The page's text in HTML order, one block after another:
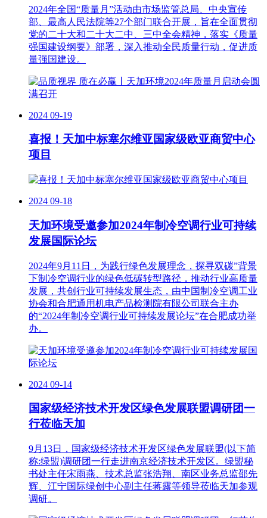
2024年全国“质量月”活动由市场监管总局、中央宣传
部、最高人民法院等27个部门联合开展，旨在全面贯彻
党的二十大和二十大二中、三中全会精神，落实《质量
强国建设纲要》部署，深入推动全民质量行动，促进质
量强国建设。
2024 09-19
喜报！天加中标塞尔维亚国家级欧亚商贸中心
项目
2024 09-18
天加环境受邀参加2024年制冷空调行业可持续
发展国际论坛
2024年9月11日，为践行绿色发展理念，探寻双碳”背景
下制冷空调行业的绿色低碳转型路径，推动行业高质量
发展，共创行业可持续发展生态，由中国制冷空调工业
协会和合肥通用机电产品检测院有限公司联合主办
的“2024年制冷空调行业可持续发展论坛”在合肥成功举
办。
2024 09-14
国家级经济技术开发区绿色发展联盟调研团一
行莅临天加
9月13日，国家级经济技术开发区绿色发展联盟(以下简
称:绿盟)调研团一行走进南京经济技术开发区。绿盟秘
书处主任宋雨燕、技术总监张浩翔、南区业务总监邵先
辉、江宁国际绿创中心副主任蒋露等领导莅临天加参观
调研。